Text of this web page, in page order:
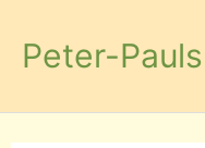
InhaltPeter-